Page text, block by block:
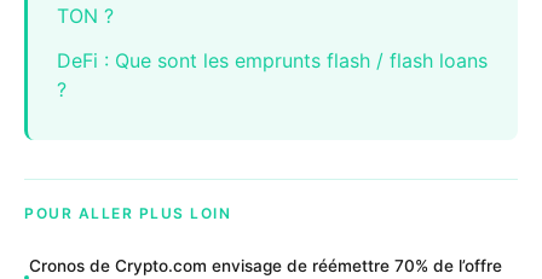
TON ?
DeFi : Que sont les emprunts flash / flash loans
?
POUR ALLER PLUS LOIN
Cronos de Crypto.com envisage de réémettre 70% de l’offre